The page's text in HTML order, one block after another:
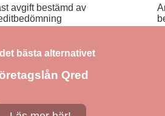
avgift bestämd av
bästa alternativet
Qred